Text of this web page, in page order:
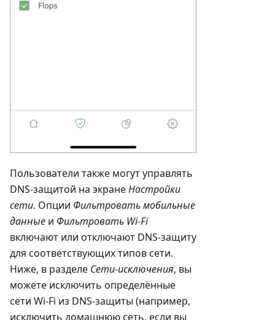
Пользователи также могут управлять
DNS-защитой на экранеНастройки
сети. Опции Фильтровать мобильные
данные и Фильтровать Wi-Fi
включают или отключают DNS-защиту
для соответствующих типов сети.
Ниже, в разделе Сети-исключения, вы
можете исключить определённые
сети Wi-Fi из DNS-защиты (например,
исключить домашнюю сеть, если вы